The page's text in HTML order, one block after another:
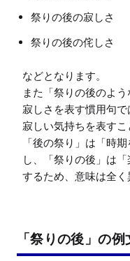
祭りの後の寂しさ
祭りの後の侘しさ
などとなります。
また「祭りの後のよう
寂しさを表す慣用句
寂しい気持ちを表すこ
「後の祭り」は「時
し、「祭りの後」は
「祭りの後」の例